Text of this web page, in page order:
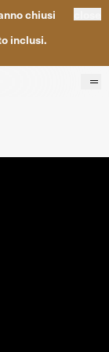
chiusi
inclusi.